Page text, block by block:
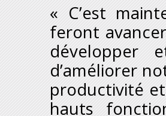
« C’est
feront
développer
d’améliorer
productivité
hauts